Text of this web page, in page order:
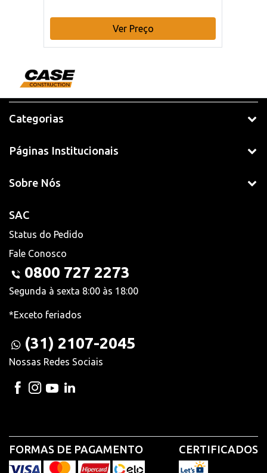
Ver Preço
Categorias
Páginas Institucionais
Sobre Nós
SAC
Status do Pedido
Fale Conosco
0800 727 2273
Segunda à sexta 8:00 às 18:00
*Exceto feriados
(31) 2107-2045
Nossas Redes Sociais
FORMAS DE PAGAMENTO CERTIFICADOS